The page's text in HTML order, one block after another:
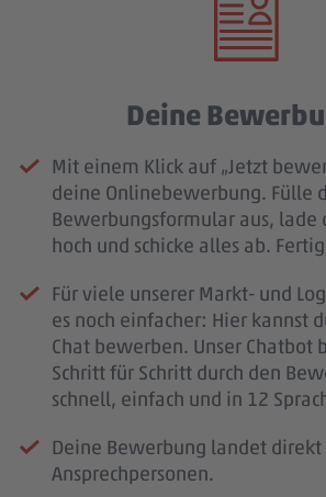
Deine
Mit einem Klick auf „Jetzt
deine Onlinebewerbung. Fülle
Bewerbungsformular aus, lade
hoch und schicke alles ab.
Für viele unserer Markt- und
es noch einfacher: Hier kannst
Chat bewerben. Unser Chatbot
Schritt für Schritt durch den
schnell, einfach und in 12
Deine Bewerbung landet
Ansprechpersonen.